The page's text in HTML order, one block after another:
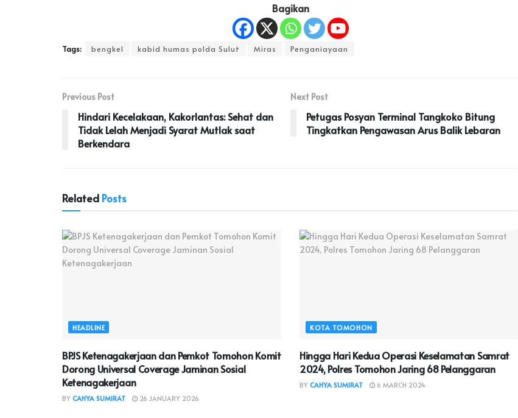
Bagikan
Tags: bengkel kabid humas polda Sulut Miras Penganiayaan
Previous Post
Hindari Kecelakaan, Kakorlantas: Sehat dan
Tidak Lelah Menjadi Syarat Mutlak saat
Berkendara
Next Post
Petugas Posyan Terminal Tangkoko Bitung
Tingkatkan Pengawasan Arus Balik Lebaran
Related Posts
HEADLINE
BPJS Ketenagakerjaan dan Pemkot Tomohon Komit
Dorong Universal Coverage Jaminan Sosial
Ketenagakerjaan
BY CAHYA SUMIRAT 26 JANUARY 2026
KOTA TOMOHON
Hingga Hari Kedua Operasi Keselamatan Samrat
2024, Polres Tomohon Jaring 68 Pelanggaran
BY CAHYA SUMIRAT 6 MARCH 2024